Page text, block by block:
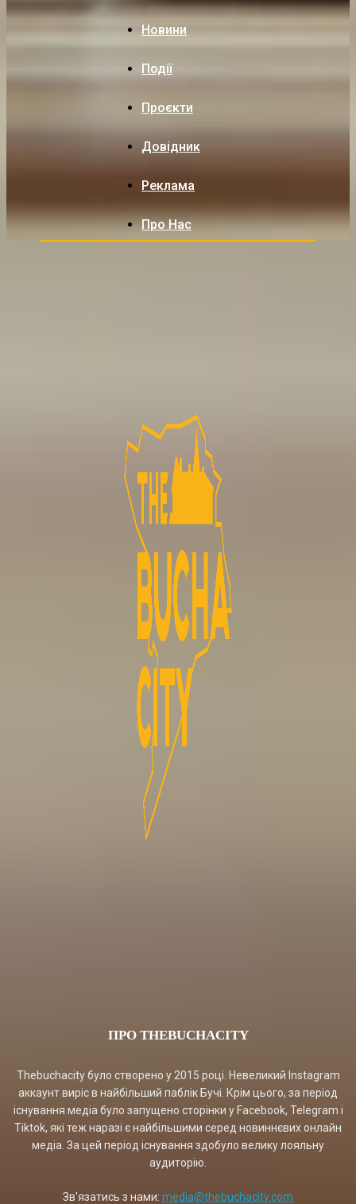
Новини
Події
Проєкти
Довідник
Реклама
Про Нас
ПРО THEBUCHACITY
Thebuchacity було створено у 2015 році. Невеликий Instagram
аккаунт виріс в найбільший паблік Бучі. Крім цього, за період
існування медіа було запущено сторінки у Facebook, Telegram і
Tiktok, які теж наразі є найбільшими серед новиннєвих онлайн
медіа. За цей період існування здобуло велику лояльну
аудиторію.
Зв'язатись з нами: media@thebuchacity.com